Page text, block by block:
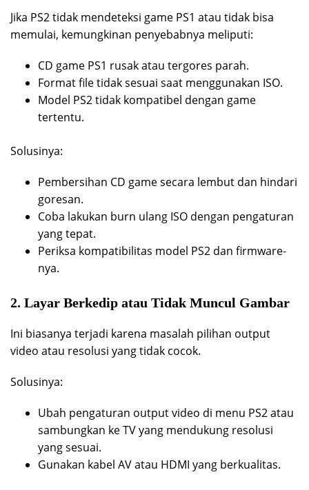
Jika PS2 tidak mendeteksi game PS1 atau tidak bisa
memulai, kemungkinan penyebabnya meliputi:
CD game PS1 rusak atau tergores parah.
Format file tidak sesuai saat menggunakan ISO.
Model PS2 tidak kompatibel dengan game
tertentu.
Solusinya:
Pembersihan CD game secara lembut dan hindari
goresan.
Coba lakukan burn ulang ISO dengan pengaturan
yang tepat.
Periksa kompatibilitas model PS2 dan firmware-
nya.
2. Layar Berkedip atau Tidak Muncul Gambar
Ini biasanya terjadi karena masalah pilihan output
video atau resolusi yang tidak cocok.
Solusinya:
Ubah pengaturan output video di menu PS2 atau
sambungkan ke TV yang mendukung resolusi
yang sesuai.
Gunakan kabel AV atau HDMI yang berkualitas.